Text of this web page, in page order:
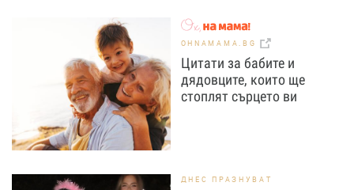
OHNAMAMA.BG
Цитати за бабите и
дядовците, които ще
стоплят сърцето ви
ДНЕС ПРАЗНУВАТ